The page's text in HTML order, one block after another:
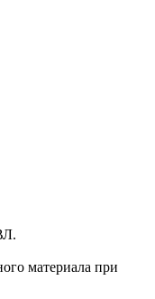
материала при